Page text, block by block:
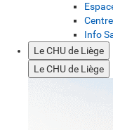
Info
Le CHU de Liège
Le CHU de Liège